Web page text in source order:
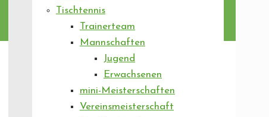
Tischtennis
Trainerteam
Mannschaften
Jugend
Erwachsenen
mini-Meisterschaften
Vereinsmeisterschaft